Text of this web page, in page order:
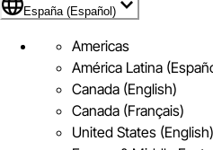
España (Español)
Americas
América Latina
Canada (English)
Canada (Français)
United States (English)